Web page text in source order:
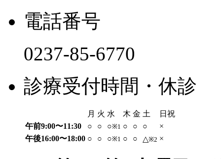
電話番号
0237-85-6770
診療受付時間・休診
月 火 水 木 金 土
日祝
午前9:00〜11:30
○ ○ ○※1 ○ ○ ○
×
午後16:00〜18:00 ○ ○ ○※1 ○ ○ △※2 ×